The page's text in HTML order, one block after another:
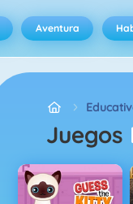
Aventura
Juegos